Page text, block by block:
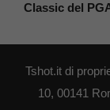
Classic del
Tshot.it di
10, 00141